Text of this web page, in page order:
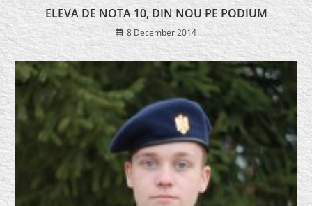
ELEVA DE NOTA 10, DIN NOU PE PODIUM
8 December 2014